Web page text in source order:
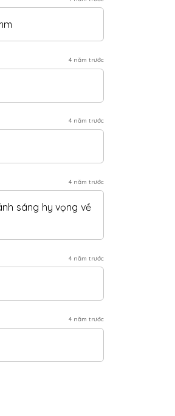
4 năm trước
4 năm trước
4 năm trước
sáng hy vọng về
4 năm trước
4 năm trước